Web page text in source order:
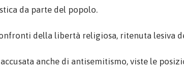
da parte del popolo.
della libertà religiosa, ritenuta lesiva
accusata anche di antisemitismo, viste le